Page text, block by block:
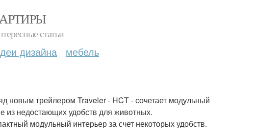
статьи
дизайна мебель
новым трейлером Traveler - HCT - сочетает модульный
недостающих удобств для животных.
модульный интерьер за счет некоторых удобств.